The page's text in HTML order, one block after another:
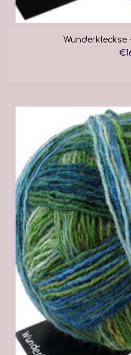
Wunderkleckse